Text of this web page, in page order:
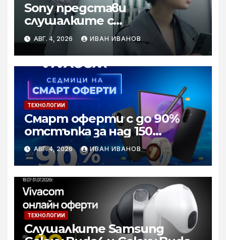
Sony представи
слушалките с
шумопотискане WH-
1000XM6 в нов цвят „Olive
Gray“
АВГ. 4, 2026 ИВАН ИВАНОВ
ТЕХНОЛОГИИ
Смарт оферти с до 90%
отстъпка за над 150
устройства от Vivacom
през август
АВГ. 4, 2026 ИВАН ИВАНОВ
ТЕХНОЛОГИИ
Слушалките Samsung